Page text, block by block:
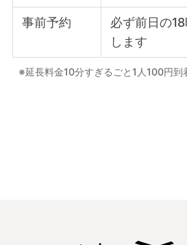
事前予約
必ず前日の
します
※延長料金10分すぎるごと1人100円到